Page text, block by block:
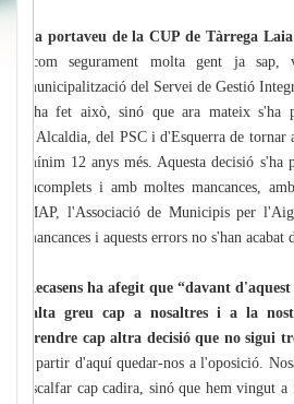
La portaveu de la CUP de Tàrrega
“com segurament molta gent ja
municipalització del Servei de Gestió
s'ha fet això, sinó que ara mateix
d'Alcaldia, del PSC i d'Esquerra de
mínim 12 anys més. Aquesta decisió s'ha
incomplets i amb moltes mancances,
MAP, l'Associació de Municipis per
mancances i aquests errors no s'han
Recasens ha afegit que “davant
falta greu cap a nosaltres i a la
prendre cap altra decisió que no sigui
a partir d'aquí quedar-nos a l'oposició.
escalfar cap cadira, sinó que hem vingut